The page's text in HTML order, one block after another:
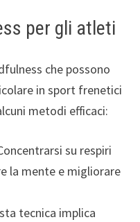
per gli atleti
che possono
in sport frenetici
metodi efficaci:
su respiri
la mente e migliorare
tecnica implica